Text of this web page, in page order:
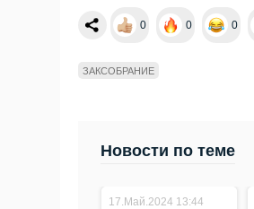
0 0 0
ЗАКСОБРАНИЕ
Новости по теме
17.Май.2024 13:44